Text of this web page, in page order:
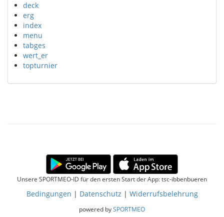
deck
erg
index
menu
tabges
wert_er
topturnier
Unsere SPORTMEO-ID für den ersten Start der App: tsc-ibbenbueren
Bedingungen | Datenschutz | Widerrufsbelehrung
powered bySPORTMEO